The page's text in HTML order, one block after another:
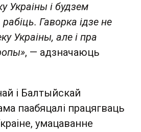
Украіны і будзем
Гаворка ідзе не
Украіны, але і пра
, — адзначаюць
і Балтыйскай
паабяцалі працягваць
умацаванне